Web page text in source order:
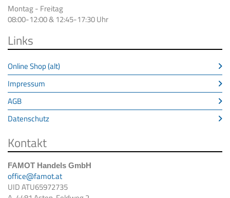
Montag - Freitag
08:00-12:00 & 12:45-17:30 Uhr
Links
Online Shop (alt)
Impressum
AGB
Datenschutz
Kontakt
FAMOT Handels GmbH
office@famot.at
UID ATU65972735